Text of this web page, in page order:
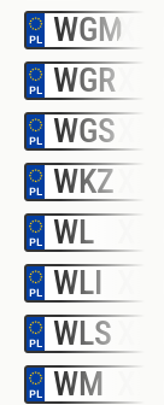
WGM
WGR
WGS
WKZ
WL
WLI
WLS
WM